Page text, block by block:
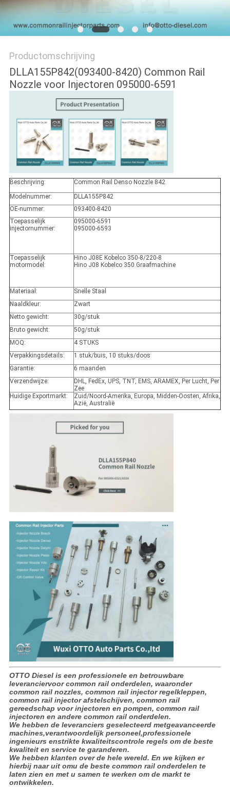
Productomschrijving
DLLA155P842(093400-8420) Common Rail
Nozzle voor Injectoren 095000-6591
Beschrijving:
Common Rail Denso Nozzle 842
Modelnummer:
DLLA155P842
OE-nummer:
093400-8420
Toepasselijk
injectornummer:
095000-6591
095000-6593
Toepasselijk
motormodel:
Hino J08E Kobelco 350-8/220-8
Hino J08 Kobelco 350 Graafmachine
Materiaal:
Snelle Staal
Naaldkleur:
Zwart
Netto gewicht:
30g/stuk
Bruto gewicht:
50g/stuk
MOQ:
4 STUKS
Verpakkingsdetails:
1 stuk/buis, 10 stuks/doos
Garantie:
6 maanden
Verzendwijze:
DHL, FedEx, UPS, TNT, EMS, ARAMEX, Per Lucht, Per
Zee
Huidige Exportmarkt:
Zuid/Noord-Amerika, Europa, Midden-Oosten, Afrika,
Azië, Australië
OTTO Diesel is een professionele en betrouwbare
leveranciervoor common rail onderdelen, waaronder
common rail nozzles, common rail injector regelkleppen,
common rail injector afstelschijven, common rail
gereedschap voor injectoren en pompen, common rail
injectoren en andere common rail onderdelen.
We hebben de leveranciers geselecteerd metgeavanceerde
machines,verantwoordelijk personeel,professionele
ingenieurs enstrikte kwaliteitscontrole regels om de beste
kwaliteit en service te garanderen.
We hebben klanten over de hele wereld. En we kijken er
hierbij naar uit omu de beste common rail onderdelen te
laten zien en met u samen te werken om de markt te
ontwikkelen.